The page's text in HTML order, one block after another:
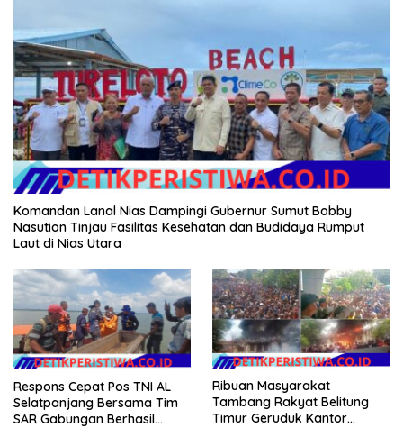
Komandan Lanal Nias Dampingi Gubernur Sumut Bobby
Nasution Tinjau Fasilitas Kesehatan dan Budidaya Rumput
Laut di Nias Utara
Respons Cepat Pos TNI AL
Selatpanjang Bersama Tim
SAR Gabungan Berhasil
Ribuan Masyarakat
Tambang Rakyat Belitung
Timur Geruduk Kantor